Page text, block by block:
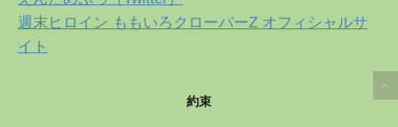
週末ヒロイン ももいろクローバーZ オフィシャルサ
イト
約束